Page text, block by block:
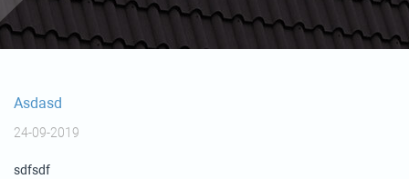
Asdasd
24-09-2019
sdfsdf